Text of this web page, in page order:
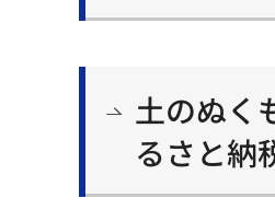
土のぬく
るさと納